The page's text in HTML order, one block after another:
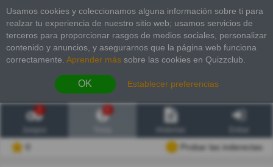
Usamos cookies y coleccionamos alguna información sobre ti para
realzar tu experiencia de nuestro sitio web; usamos servicios de
terceros para proporcionar rasgos de medios sociales, personalizar
contenido y anuncios, y asegurarnos que la página web funciona
correctamente. Aprender más sobre las cookies en Quizzclub.
OK Establecer preferencias
2
Probar las inderectas